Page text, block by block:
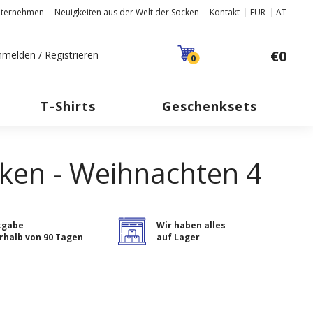
Neuigkeiten aus der Welt der Socken Kontakt EUR AT
/ Registrieren 0 €0
T-Shirts Geschenksets
- Weihnachten 4
von 90 Tagen
Wir haben alles
auf Lager